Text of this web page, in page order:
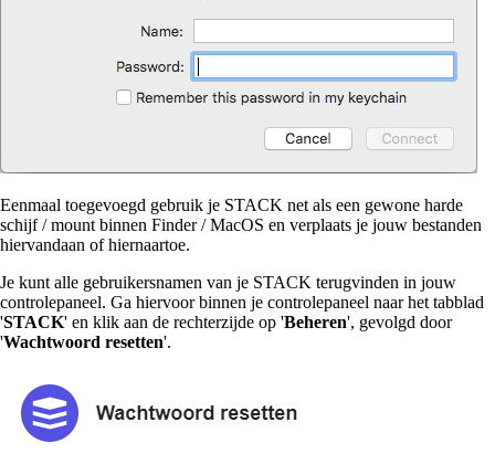
Eenmaal toegevoegd gebruik je STACK net als een gewone harde
schijf / mount binnen Finder / MacOS en verplaats je jouw bestanden
hiervandaan of hiernaartoe.
Je kunt alle gebruikersnamen van je STACK terugvinden in jouw
controlepaneel. Ga hiervoor binnen je controlepaneel naar het tabblad
'STACK' en klik aan de rechterzijde op 'Beheren', gevolgd door
'Wachtwoord resetten'.